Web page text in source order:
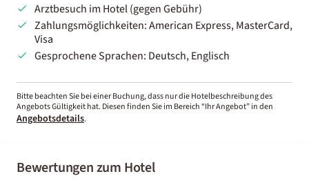
Arztbesuch im Hotel (gegen Gebühr)
Zahlungsmöglichkeiten: American Express, MasterCard,
Visa
Gesprochene Sprachen: Deutsch, Englisch
Bitte beachten Sie bei einer Buchung, dass nur die Hotelbeschreibung des
Angebots Gültigkeit hat. Diesen finden Sie im Bereich “Ihr Angebot” in den
Angebotsdetails.
Bewertungen zum Hotel